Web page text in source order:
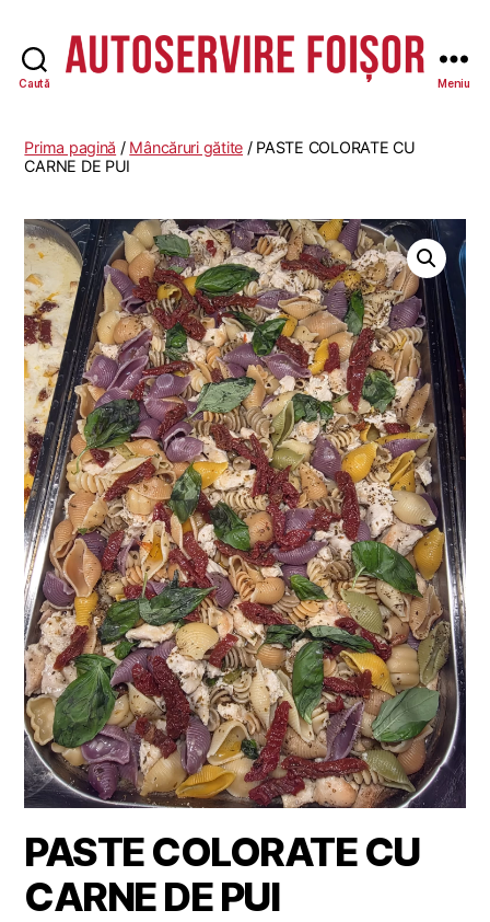
Caută Meniu
Prima pagină / Mâncăruri gătite / PASTE COLORATE CU
CARNE DE PUI
PASTE COLORATE CU
CARNE DE PUI